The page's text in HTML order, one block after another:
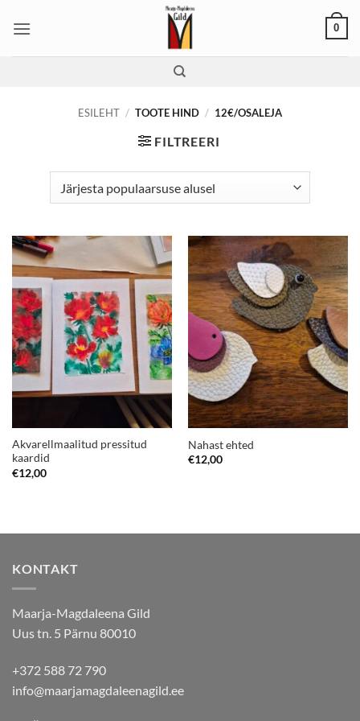
0
ESILEHT / TOOTE HIND / 12€/OSALEJA
FILTREERI
Akvarellmaalitud pressitud
kaardid
€12,00
Nahast ehted
€12,00
KONTAKT
Maarja-Magdaleena Gild
Uus tn. 5 Pärnu 80010
+372 588 72 790
info@maarjamagdaleenagild.ee